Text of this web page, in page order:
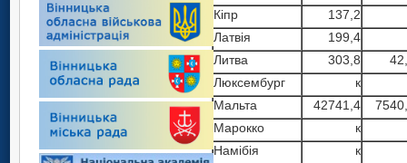
Кiпр
137,2
Латвiя
199,4
Литва
303,8
Люксембург
к
Мальта
42741,4
Марокко
к
Намібія
к